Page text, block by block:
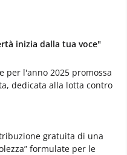
inizia dalla tua voce"
per l'anno 2025 promossa
dedicata alla lotta contro
gratuita di una
formulate per le